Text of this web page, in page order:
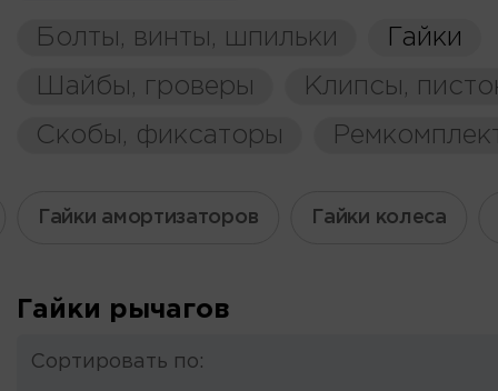
Болты, винты, шпильки
Гайки
Шайбы, гроверы
Клипсы,
Скобы, фиксаторы
Гайки амортизаторов Гайки колеса
Гайки рычагов
Сортировать по: